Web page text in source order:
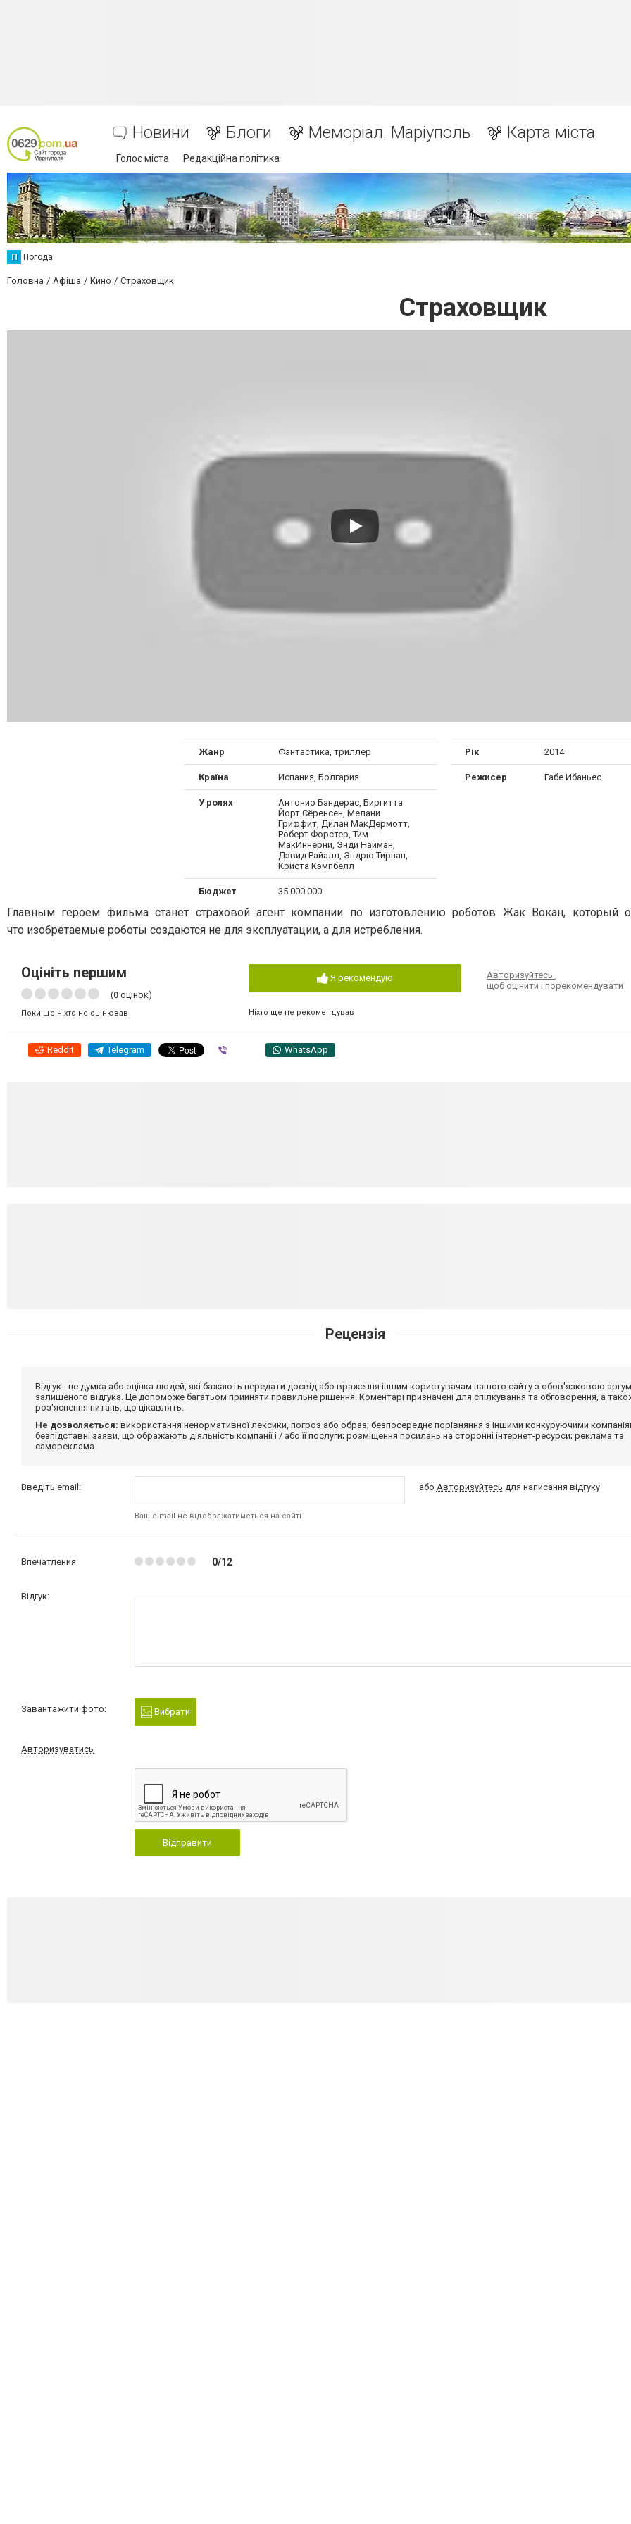
Новини Блоги Меморіал. Маріуполь Карта міста
Голос міста Редакційна політика
П Погода
Головна Афіша Кино Страховщик
Страховщик
Жанр Фантастика, триллер
Країна Испания, Болгария
У ролях
Антонио Бандерас, Биргитта
Йорт Сёренсен, Мелани
Гриффит, Дилан МакДермотт,
Роберт Форстер, Тим
МакИннерни, Энди Найман,
Дэвид Райалл, Эндрю Тирнан,
Криста Кэмпбелл
Рік 2014
Режисер Габе Ибаньес
Бюджет 35 000 000
Главным героем фильма станет страховой агент компании по изготовлению роботов Жак Вокан, который
что изобретаемые роботы создаются не для эксплуатации, а для истребления.
Оцініть першим
(0 оцінок)
Поки ще ніхто не оцінював
Я рекомендую
Ніхто ще не рекомендував
Авторизуйтесь
щоб оцінити і порекомендувати
Reddit Telegram WhatsApp
Рецензія
Відгук - це думка або оцінка людей, які бажають передати досвід або враження іншим користувачам нашого сайту з обов'язковою
залишеного відгука. Це допоможе багатьом прийняти правильне рішення. Коментарі призначені для спілкування та обговорення, а
роз'яснення питань, що цікавлять.
Не дозволяється: використання ненормативної лексики, погроз або образ; безпосереднє порівняння з іншими конкуруючими
безпідставні заяви, що ображають діяльність компанії і / або її послуги; розміщення посилань на сторонні інтернет-ресурси; реклама та
самореклама.
Введіть email:
Ваш e-mail не відображатиметься на сайті
або Авторизуйтесь для написання відгуку
Впечатления 0/12
Відгук:
Завантажити фото: Вибрати
Авторизуватись
Відправити